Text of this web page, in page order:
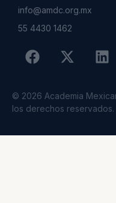
info@amdc.org.mx
55 4430 1462
© 2026 Academia
los derechos reservados.